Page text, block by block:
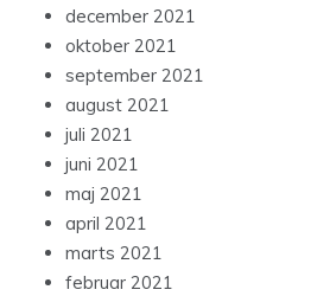
december 2021
oktober 2021
september 2021
august 2021
juli 2021
juni 2021
maj 2021
april 2021
marts 2021
februar 2021